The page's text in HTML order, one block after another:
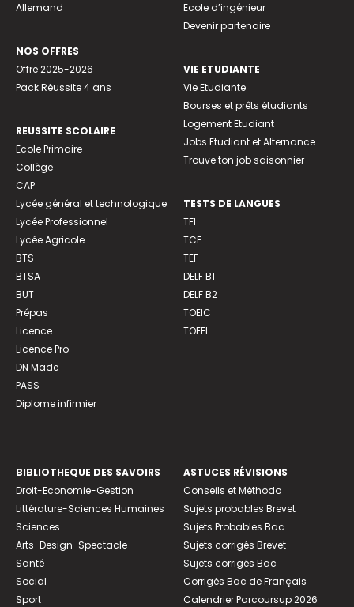
Allemand
NOS OFFRES
Offre 2025-2026
Pack Réussite 4 ans
REUSSITE SCOLAIRE
Ecole Primaire
Collège
CAP
Lycée général et technologique
Lycée Professionnel
Lycée Agricole
BTS
BTSA
BUT
Prépas
Licence
Licence Pro
DN Made
PASS
Diplome infirmier
Ecole d’ingénieur
Devenir partenaire
VIE ETUDIANTE
Vie Etudiante
Bourses et prêts étudiants
Logement Etudiant
Jobs Etudiant et Alternance
Trouve ton job saisonnier
TESTS DE LANGUES
TFI
TCF
TEF
DELF B1
DELF B2
TOEIC
TOEFL
BIBLIOTHEQUE DES SAVOIRS
Droit-Economie-Gestion
Littérature-Sciences Humaines
Sciences
Arts-Design-Spectacle
Santé
Social
Sport
ASTUCES RÉVISIONS
Conseils et Méthodo
Sujets probables Brevet
Sujets Probables Bac
Sujets corrigés Brevet
Sujets corrigés Bac
Corrigés Bac de Français
Calendrier Parcoursup 2026